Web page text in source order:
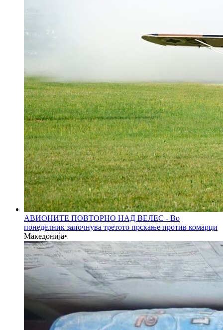
АВИОНИТЕ ПОВТОРНО НАД ВЕЛЕС - Во
понеделник започнува третото прскање против комарци
Македонија•